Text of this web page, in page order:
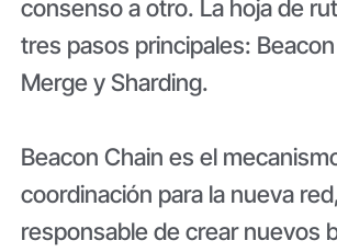
consenso a otro. La hoja de
tres pasos principales:
Merge y Sharding.
Beacon Chain es el
coordinación para la nueva red,
responsable de crear nuevos